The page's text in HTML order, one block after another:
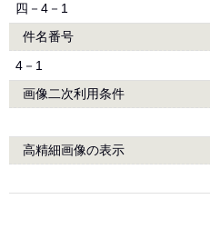
四－4－1
件名番号
4－1
画像二次利用条件
高精細画像の表示